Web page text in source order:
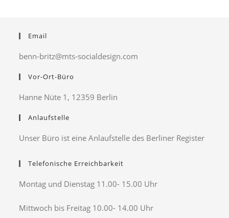
Email
benn-britz@mts-socialdesign.com
Vor-Ort-Büro
Hanne Nüte 1, 12359 Berlin
Anlaufstelle
Unser Büro ist eine Anlaufstelle des Berliner Register
Telefonische Erreichbarkeit
Montag und Dienstag 11.00- 15.00 Uhr
Mittwoch bis Freitag 10.00- 14.00 Uhr